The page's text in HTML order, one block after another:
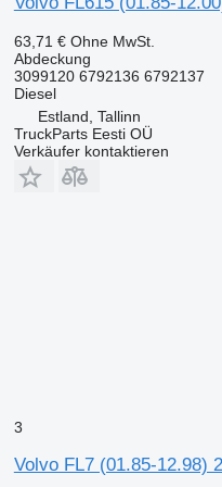
63,71 € Ohne MwSt.
Abdeckung
3099120 6792136 6792137
Diesel
Estland, Tallinn
TruckParts Eesti OÜ
Verkäufer kontaktieren
3
Volvo FL7 (01.85-12.98)